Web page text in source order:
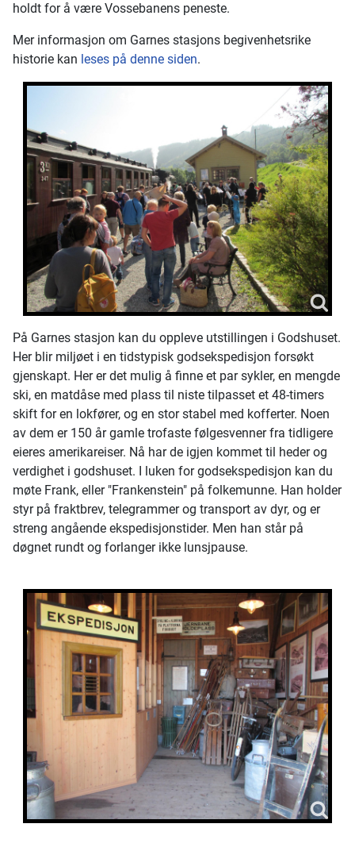
holdt for å være Vossebanens peneste.
Mer informasjon om Garnes stasjons begivenhetsrike
historie kan leses på denne siden.
På Garnes stasjon kan du oppleve utstillingen i Godshuset.
Her blir miljøet i en tidstypisk godsekspedisjon forsøkt
gjenskapt. Her er det mulig å finne et par sykler, en mengde
ski, en matdåse med plass til niste tilpasset et 48-timers
skift for en lokfører, og en stor stabel med kofferter. Noen
av dem er 150 år gamle trofaste følgesvenner fra tidligere
eieres amerikareiser. Nå har de igjen kommet til heder og
verdighet i godshuset. I luken for godsekspedisjon kan du
møte Frank, eller "Frankenstein" på folkemunne. Han holder
styr på fraktbrev, telegrammer og transport av dyr, og er
streng angående ekspedisjonstider. Men han står på
døgnet rundt og forlanger ikke lunsjpause.